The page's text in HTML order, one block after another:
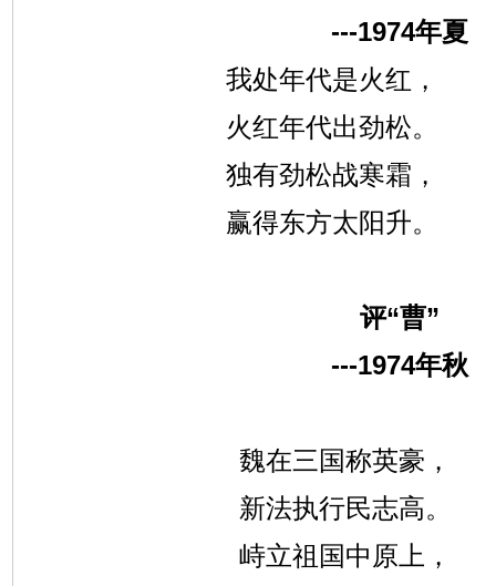
---1974年夏
我处年代是火红，
火红年代出劲松。
独有劲松战寒霜，
赢得东方太阳升。
评“曹”
---1974年秋
魏在三国称英豪，
新法执行民志高。
峙立祖国中原上，